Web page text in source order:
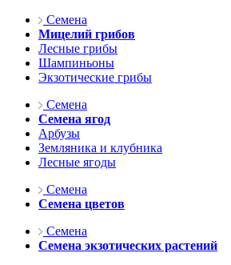
Семена
Мицелий грибов
Лесные грибы
Шампиньоны
Экзотические грибы
Семена
Семена ягод
Арбузы
Земляника и клубника
Лесные ягоды
Семена
Семена цветов
Семена
Семена экзотических растений